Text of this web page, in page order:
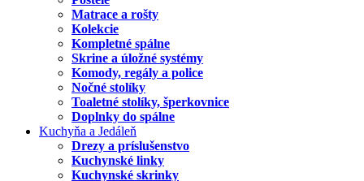
Matrace a rošty
Kolekcie
Kompletné spálne
Skrine a úložné systémy
Komody, regály a police
Nočné stolíky
Toaletné stolíky, šperkovnice
Doplnky do spálne
Kuchyňa a Jedáleň
Drezy a príslušenstvo
Kuchynské linky
Kuchynské skrinky